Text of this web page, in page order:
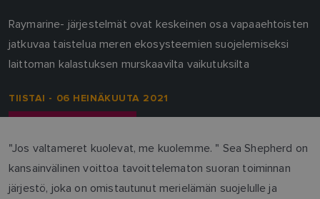
Raymarine- järjestelmät ovat keskeinen osa vapaaehtoisten
jatkuvaa taistelua meren ekosysteemien suojelemiseksi
laittoman kalastuksen murskaavilta vaikutuksilta
TIISTAI - 06 HEINÄKUUTA 2021
"Jos valtameret kuolevat, me kuolemme. " Sea Shepherd on
kansainvälinen voittoa tavoittelematon suoran toiminnan
järjestö, joka on omistautunut merielämän suojelulle ja